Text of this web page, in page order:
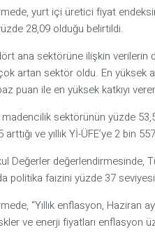
yurt içi üretici fiyat
28,09 olduğu belirtildi.
ana sektörüne ilişkin verilerin
artan sektör oldu. En yüksek
puan ile en yüksek katkıyı
madencilik sektörünün yüzde
ve yıllık Yİ-ÜFE’ye 2 bin
Değerler değerlendirmesinde,
politika faizini yüzde 37
“Yıllık enflasyon, Haziran
ve enerji fiyatları enflasyon